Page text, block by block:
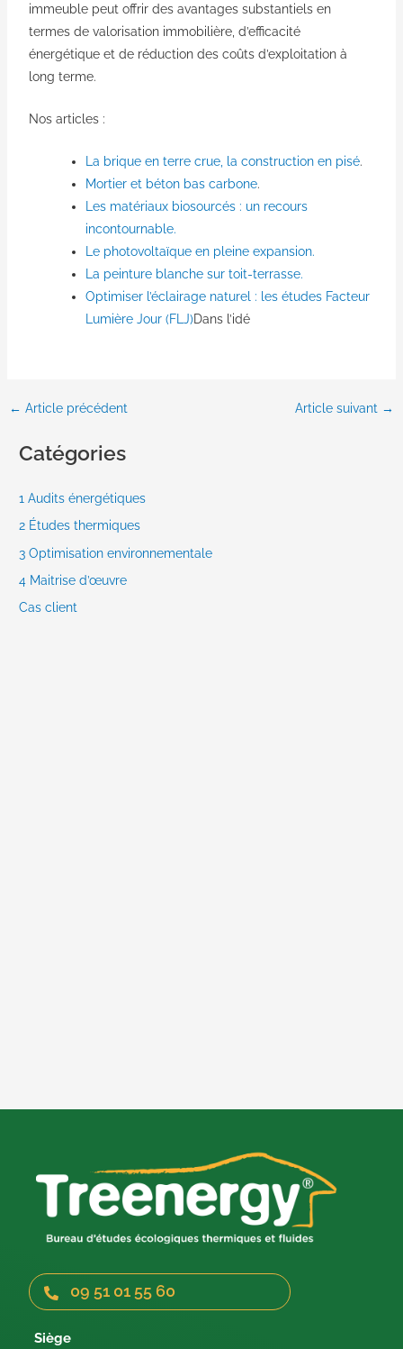
immeuble peut offrir des avantages substantiels en
termes de valorisation immobilière, d’efficacité
énergétique et de réduction des coûts d’exploitation à
long terme.
Nos articles :
La brique en terre crue, la construction en pisé.
Mortier et béton bas carbone.
Les matériaux biosourcés : un recours
incontournable.
Le photovoltaïque en pleine expansion.
La peinture blanche sur toit-terrasse.
Optimiser l’éclairage naturel : les études Facteur
Lumière Jour (FLJ)Dans l’idé
← Article précédent Article suivant →
Catégories
1 Audits énergétiques
2 Études thermiques
3 Optimisation environnementale
4 Maitrise d’œuvre
Cas client
09 51 01 55 60
Siège